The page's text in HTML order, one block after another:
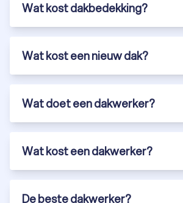
Wat kost dakbedekking?
Wat kost een nieuw dak?
Wat doet een dakwerker?
Wat kost een dakwerker?
De beste dakwerker?